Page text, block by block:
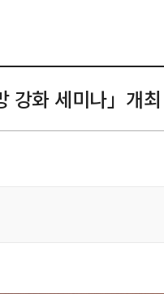
강화 세미나」개최